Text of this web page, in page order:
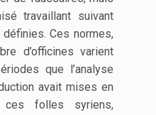
travaillant suivant
Ces normes,
d’officines varient
que l’analyse
avait mises en
ces folles syriens,